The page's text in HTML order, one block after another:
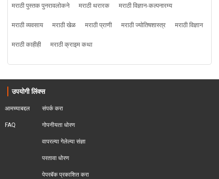
मराठी पुस्तक पुनरावलोकने
मराठी थरारक
मराठी विज्ञान-कल्पनारम्य
मराठी व्यवसाय
मराठी खेळ मराठी प्राणी मराठी ज्योतिषशास्त्र
मराठी विज्ञान
मराठी काहीही
मराठी क्राइम कथा
उपयोगी लिंक्स
आमच्याबद्दल
FAQ
संपर्क करा
गोपनीयता धोरण
वापरल्या गेलेल्या संज्ञा
परतावा धोरण
पेपरबॅक प्रकाशित करा